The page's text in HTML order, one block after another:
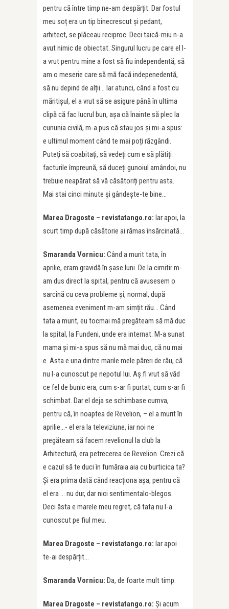
pentru că între timp ne-am despărțit. Dar fostul
meu soț era un tip binecrescut și pedant,
arhitect, se plăceau reciproc. Deci taică-miu n-a
avut nimic de obiectat. Singurul lucru pe care el l-
a vrut pentru mine a fost să fiu independentă, să
am o meserie care să mă facă indepenedentă,
să nu depind de alții… Iar atunci, când a fost cu
măritișul, el a vrut să se asigure până în ultima
clipă că fac lucrul bun, așa că înainte să plec la
cununia civilă, m-a pus că stau jos și mi-a spus:
e ultimul moment când te mai poți răzgândi.
Puteți să coabitați, să vedeți cum e să plătiți
facturile împreună, să duceți gunoiul amândoi, nu
trebuie neapărat să vă căsătoriți pentru asta.
Mai stai cinci minute și gândește-te bine…
Marea Dragoste – revistatango.ro: Iar apoi, la
scurt timp după căsătorie ai rămas însărcinată…
Smaranda Vornicu: Când a murit tata, în
aprilie, eram gravidă în șase luni. De la cimitir m-
am dus direct la spital, pentru că avusesem o
sarcină cu ceva probleme și, normal, după
asemenea eveniment m-am simțit rău… Când
tata a murit, eu tocmai mă pregăteam să mă duc
la spital, la Fundeni, unde era internat. M-a sunat
mama și mi-a spus să nu mă mai duc, că nu mai
e. Asta e una dintre marile mele păreri de rău, că
nu l-a cunoscut pe nepotul lui. Aș fi vrut să văd
ce fel de bunic era, cum s-ar fi purtat, cum s-ar fi
schimbat. Dar el deja se schimbase cumva,
pentru că, în noaptea de Revelion, – el a murit în
aprilie…- el era la televiziune, iar noi ne
pregăteam să facem revelionul la club la
Arhitectură, era petrecerea de Revelion. Crezi că
e cazul să te duci în fumăraia aia cu burticica ta?
Și era prima dată când reacționa așa, pentru că
el era … nu dur, dar nici sentimentalo-blegos.
Deci ăsta e marele meu regret, că tata nu l-a
cunoscut pe fiul meu.
Marea Dragoste – revistatango.ro: Iar apoi
te-ai despărțit…
Smaranda Vornicu: Da, de foarte mult timp.
Marea Dragoste – revistatango.ro: Și acum